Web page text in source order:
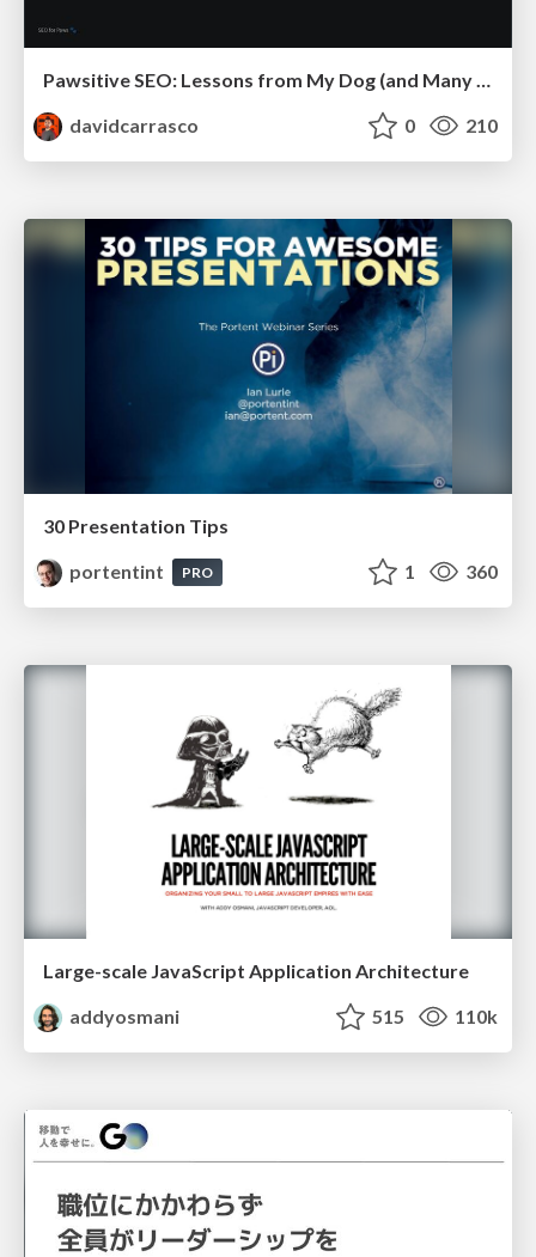
Pawsitive SEO: Lessons from My Dog (and Many Mistakes) on Thriving as a Consultant in the Age of AI
davidcarrasco
0 210
30 Presentation Tips
portentint
PRO 1 360
Large-scale JavaScript Application Architecture
addyosmani
515 110k